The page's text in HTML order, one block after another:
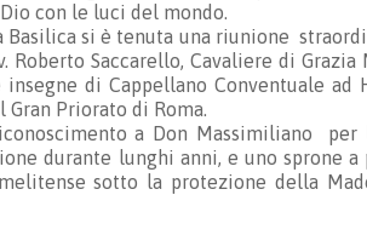
con le luci del mondo.
Basilica si è tenuta una riunione
Saccarello, Cavaliere di Grazia
di Cappellano Conventuale ad
Gran Priorato di Roma.
a Don Massimiliano per
durante lunghi anni, e uno sprone a
sotto la protezione della